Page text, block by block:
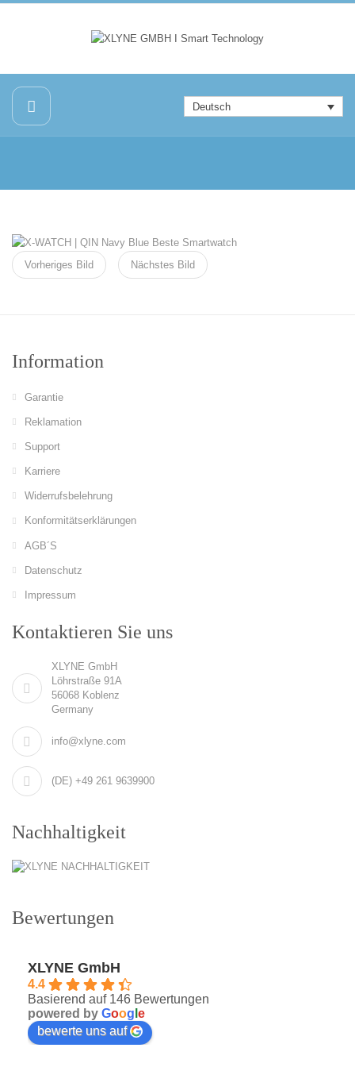
Deutsch
Vorheriges Bild Nächstes Bild
Information
Garantie
Reklamation
Support
Karriere
Widerrufsbelehrung
Konformitätserklärungen
AGB´S
Datenschutz
Impressum
Kontaktieren Sie uns
XLYNE GmbH
Löhrstraße 91A
56068 Koblenz
Germany
info@xlyne.com
(DE) +49 261 9639900
Nachhaltigkeit
Bewertungen
XLYNE GmbH
4.4
Basierend auf 146 Bewertungen
powered by Goog e
bewerte uns auf